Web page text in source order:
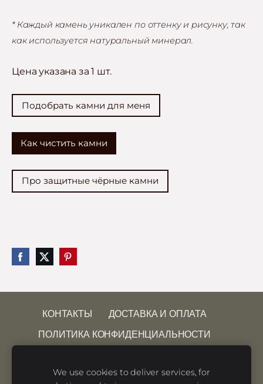
* Каждый камень уникален по оттенку и рисунку, так
как используется натуральный минерал.
Цена указана за 1 шт.
Подобрать камни для меня
Как чистить камни
Про защитные чёрные камни
КОНТАКТЫ ДОСТАВКА И ОПЛАТА
ПОЛИТИКА КОНФИДЕНЦИАЛЬНОСТИ
ПРАВО НА ОТКАЗ ФАЙЛЫ COOKIE
We use cookies to deliver services, for